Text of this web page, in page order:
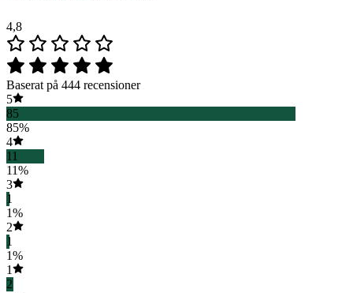
4,8
Baserat på 444 recensioner
5
85
85%
4
11
11%
3
1
1%
2
1
1%
1
2